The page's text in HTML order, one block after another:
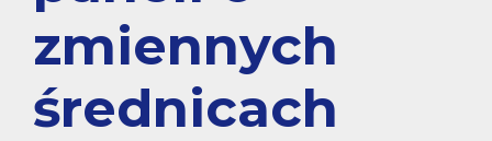
zmiennych
średnicach